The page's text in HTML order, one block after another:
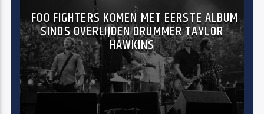
FOO FIGHTERS KOMEN MET EERSTE ALBUM
SINDS OVERLIJDEN DRUMMER TAYLOR
HAWKINS